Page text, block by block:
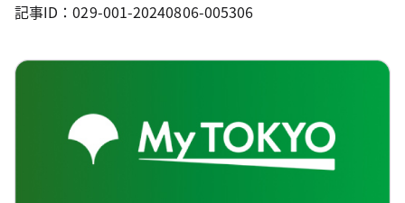
記事ID：029-001-20240806-005306